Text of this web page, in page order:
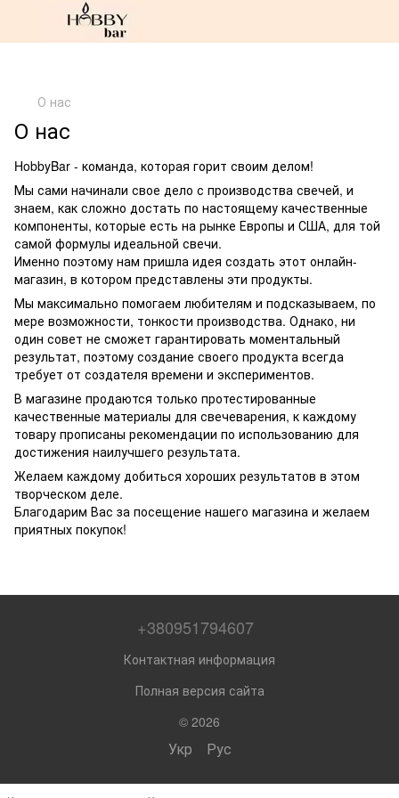
О нас
О нас
HobbyBar - команда, которая горит своим делом!
Мы сами начинали свое дело с производства свечей, и
знаем, как сложно достать по настоящему качественные
компоненты, которые есть на рынке Европы и США, для той
самой формулы идеальной свечи.
Именно поэтому нам пришла идея создать этот онлайн-
магазин, в котором представлены эти продукты.
Мы максимально помогаем любителям и подсказываем, по
мере возможности, тонкости производства. Однако, ни
один совет не сможет гарантировать моментальный
результат, поэтому создание своего продукта всегда
требует от создателя времени и экспериментов.
В магазине продаются только протестированные
качественные материалы для свечеварения, к каждому
товару прописаны рекомендации по использованию для
достижения наилучшего результата.
Желаем каждому добиться хороших результатов в этом
творческом деле.
Благодарим Вас за посещение нашего магазина и желаем
приятных покупок!
+380951794607
Контактная информация
Полная версия сайта
© 2026
Укр Рус